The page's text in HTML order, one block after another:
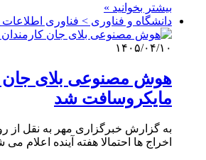
بیشتر بخوانید »
دانشگاه و فناوری > فناوری اطلاعات
۱۴۰۵/۰۴/۱۰
هوش مصنوعی بلای جان
مایکروسافت شد
به گزارش خبرگزاری مهر به نقل از
اخراج ها احتمالا هفته آینده